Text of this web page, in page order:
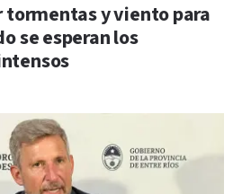
tormentas y viento para
se esperan los